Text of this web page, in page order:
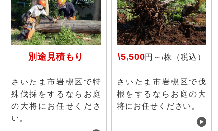
別途見積もり
さいたま市岩槻区で特
殊伐採をするならお庭
の大将にお任せくださ
い。
\5,500円～/株（税込）
さいたま市岩槻区で伐
根をするならお庭の大
将にお任せください。